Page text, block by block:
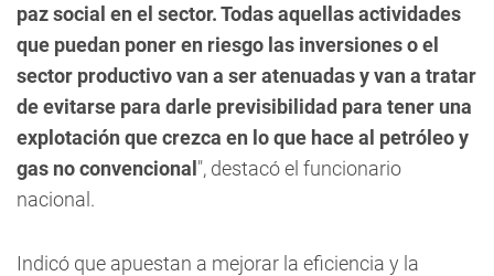
paz social en el sector. Todas aquellas actividades
que puedan poner en riesgo las inversiones o el
sector productivo van a ser atenuadas y van a tratar
de evitarse para darle previsibilidad para tener una
explotación que crezca en lo que hace al petróleo y
gas no convencional ", destacó el funcionario
nacional.
Indicó que apuestan a mejorar la eficiencia y la